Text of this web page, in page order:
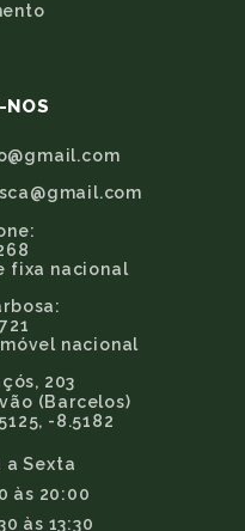
NOS
fixa nacional
nacional
203
(Barcelos)
-8.5182
a Sexta
às 20:00
às 13:30